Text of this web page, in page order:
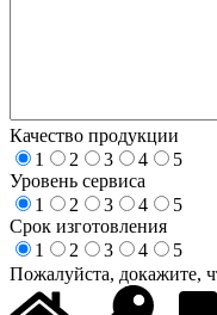
Качество продукции
1
2 3 4
5
Уровень сервиса
1
2 3 4
5
Срок изготовления
1
2 3 4
5
Пожалуйста, докажите,